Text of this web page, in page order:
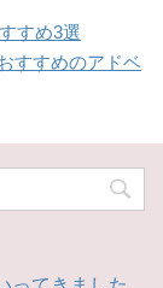
すめ3選
すすめのアドベ